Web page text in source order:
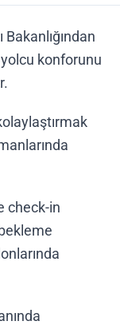
yolcu konforunu
check-in